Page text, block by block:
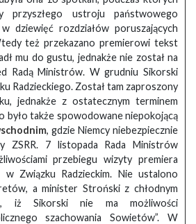
przyszłego ustroju państwowego
dziewięć rozdziałów poruszających
też przekazano premierowi tekst
mu do gustu, jednakże nie został na
Radą Ministrów. W grudniu Sikorski
Radzieckiego. Został tam zaproszony
jednakże z ostatecznym terminem
było także spowodowane niepokojącą
, gdzie Niemcy niebezpiecznie
ZSRR. 7 listopada Rada Ministrów
przebiegu wizyty premiera
w Związku Radzieckim. Nie ustalono
a minister Stroński z chłodnym
iż Sikorski nie ma możliwości
szachowania Sowietów”. W